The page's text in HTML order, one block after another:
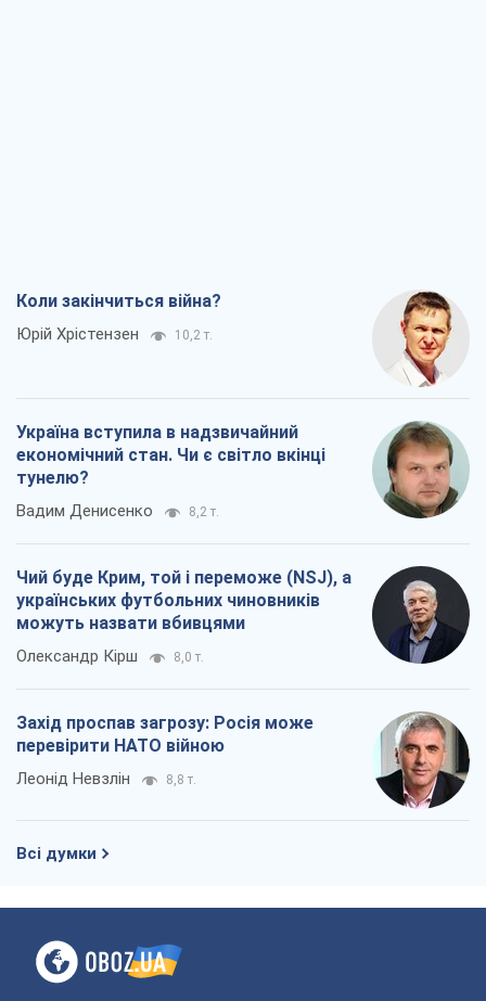
Коли закінчиться війна?
Юрій Хрістензен 10,2 т.
Україна вступила в надзвичайний
економічний стан. Чи є світло вкінці
тунелю?
Вадим Денисенко 8,2 т.
Чий буде Крим, той і переможе (NSJ), а
українських футбольних чиновників
можуть назвати вбивцями
Олександр Кірш 8,0 т.
Захід проспав загрозу: Росія може
перевірити НАТО війною
Леонід Невзлін 8,8 т.
Всі думки